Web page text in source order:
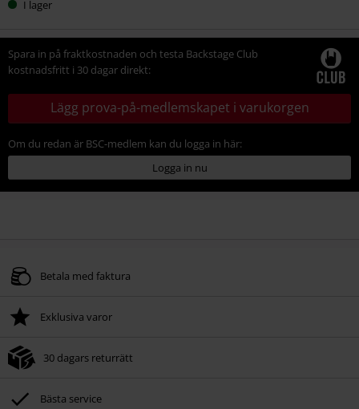
I lager
Spara in på fraktkostnaden och testa Backstage Club
kostnadsfritt i 30 dagar direkt:
Lägg prova-på-medlemskapet i varukorgen
Om du redan är BSC-medlem kan du logga in här:
Logga in nu
Betala med faktura
Exklusiva varor
30 dagars returrätt
Bästa service